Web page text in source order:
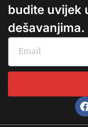
budite uvijek
dešavanjima.